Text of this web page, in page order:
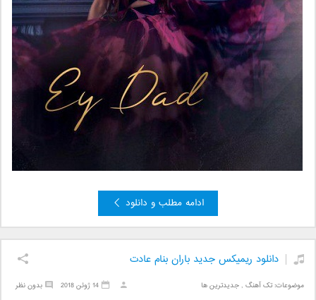
ادامه مطلب و دانلود
دانلود ریمیکس جدید باران بنام عادت
موضوعات:تک آهنگ ,جدیدترین ها بدون نظر 14 ژوئن 2018